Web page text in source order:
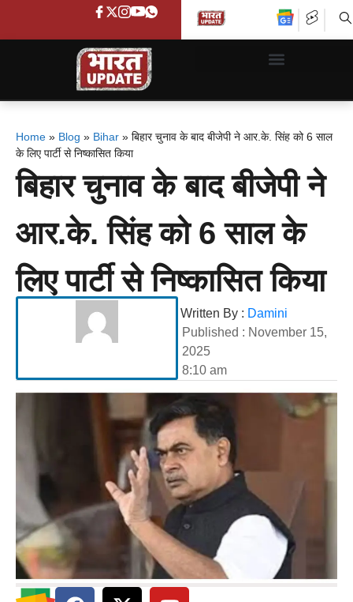
Home » Blog » Bihar » बिहार चुनाव के बाद बीजेपी ने आर.के. सिंह को 6 साल
के लिए पार्टी से निष्कासित किया
बिहार चुनाव के बाद बीजेपी ने
आर.के. सिंह को 6 साल के
लिए पार्टी से निष्कासित किया
Written By : Damini
Published : November 15,
2025
8:10 am